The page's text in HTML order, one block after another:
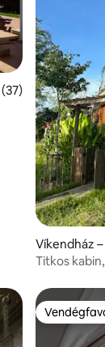
értékelés: 5/
Víkendház
Titkos